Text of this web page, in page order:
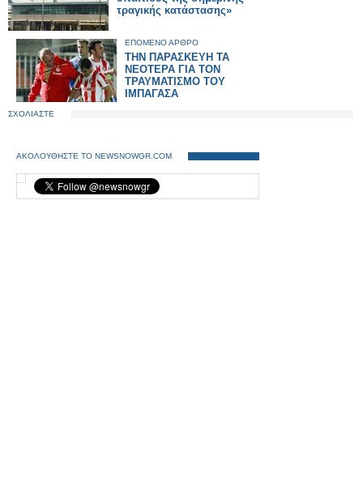
τραγικής κατάστασης»
ΕΠΟΜΕΝΟ ΑΡΘΡΟ
ΤΗΝ ΠΑΡΑΣΚΕΥΗ ΤΑ
ΝΕΟΤΕΡΑ ΓΙΑ ΤΟΝ
ΤΡΑΥΜΑΤΙΣΜΟ ΤΟΥ
ΙΜΠΑΓΑΣΑ
ΣΧΟΛΙΑΣΤΕ
ΑΚΟΛΟΥΘΗΣΤΕ ΤΟ NEWSNOWGR.COM